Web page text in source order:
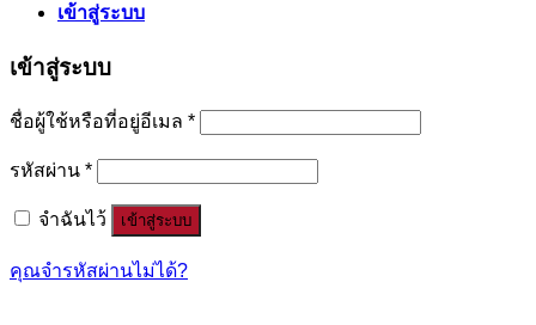
เข้าสู่ระบบ
เข้าสู่ระบบ
ชื่อผู้ใช้หรือที่อยู่อีเมล *
รหัสผ่าน *
จำฉันไว้ เข้าสู่ระบบ
คุณจำรหัสผ่านไม่ได้?